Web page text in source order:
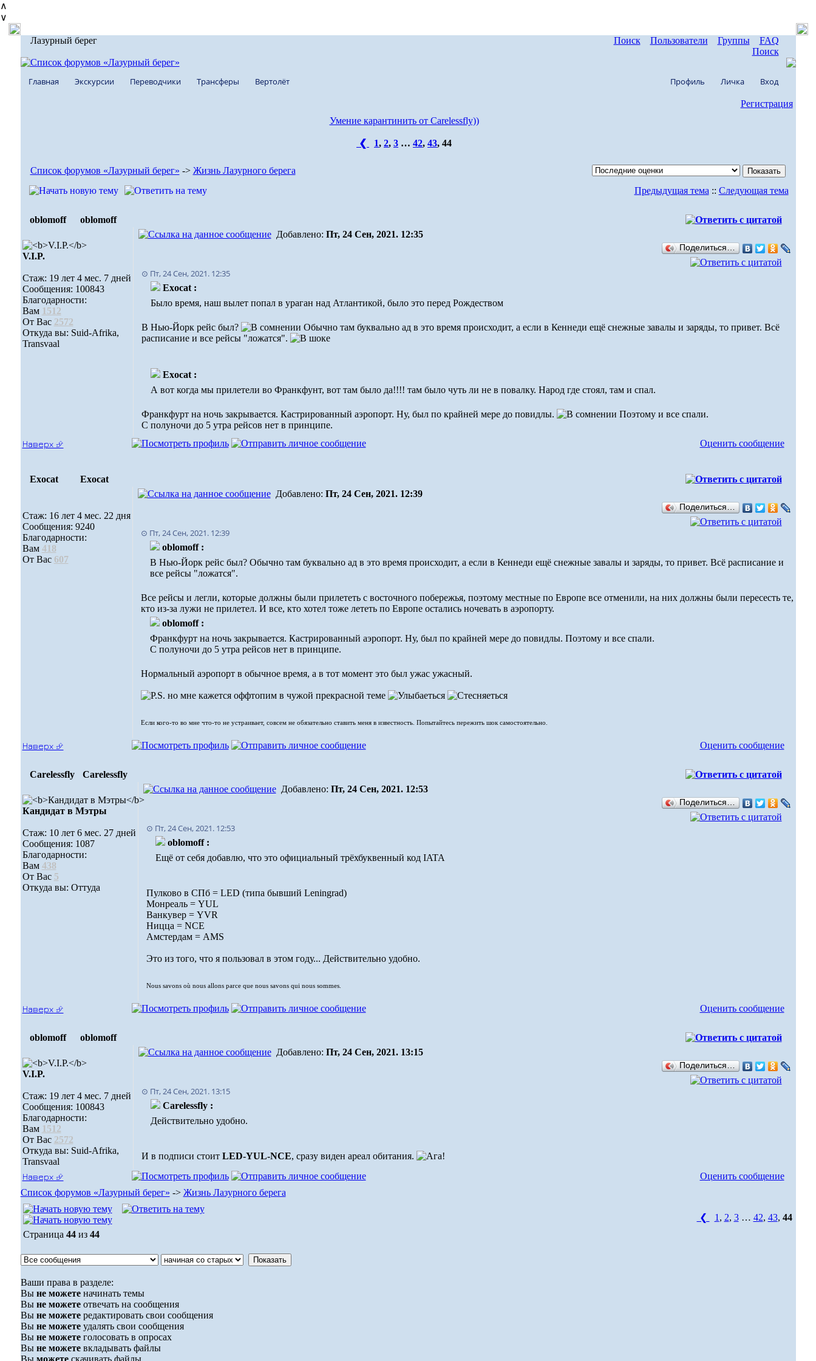
∧
∨
Лазурный берег Поиск Пользователи Группы
FAQ
Поиск
Главная Экскурсии Переводчики Трансферы Вертолёт Профиль Личка Вход
Регистрация
Умение карантинить от Carelessfly))
❮ 1, 2, 3 … 42, 43, 44
Список форумов «Лазурный берег» -> Жизнь Лазурного берега
Предыдущая тема :: Следующая тема
oblomoff oblomoff
V.I.P.
Стаж: 19 лет 4 мес. 7 дней
Сообщения: 100843
Благодарности:
Вам 1512
От Вас 2572
Откуда вы: Suid-Afrika,
Transvaal
Добавлено: Пт, 24 Сен, 2021. 12:35
Поделиться…
⊙ Пт, 24 Сен, 2021. 12:35
Exocat :
Было время, наш вылет попал в ураган над Атлантикой, было это перед Рождеством
В Нью-Йорк рейс был?
Обычно там буквально ад в это время происходит, а если в Кеннеди ещё снежные завалы и заряды, то привет. Всё
расписание и все рейсы "ложатся".
Exocat :
А вот когда мы прилетели во Франкфунт, вот там было да!!!! там было чуть ли не в повалку. Народ где стоял, там и спал.
Франкфурт на ночь закрывается. Кастрированный аэропорт. Ну, был по крайней мере до повидлы.
Поэтому и все спали.
С полуночи до 5 утра рейсов нет в принципе.
Наверх ⮵
Оценить сообщение
Exocat Exocat
Стаж: 16 лет 4 мес. 22 дня
Сообщения: 9240
Благодарности:
Вам 418
От Вас 607
Добавлено: Пт, 24 Сен, 2021. 12:39
Поделиться…
⊙ Пт, 24 Сен, 2021. 12:39
oblomoff :
В Нью-Йорк рейс был? Обычно там буквально ад в это время происходит, а если в Кеннеди ещё снежные завалы и заряды, то привет. Всё расписание и
все рейсы "ложатся".
Все рейсы и легли, которые должны были прилететь с восточного побережья, поэтому местные по Европе все отменили, на них должны были пересесть те,
кто из-за лужи не прилетел. И все, кто хотел тоже лететь по Европе остались ночевать в аэропорту.
oblomoff :
Франкфурт на ночь закрывается. Кастрированный аэропорт. Ну, был по крайней мере до повидлы. Поэтому и все спали.
С полуночи до 5 утра рейсов нет в принципе.
Нормальный аэропорт в обычное время, а в тот момент это был ужас ужасный.
но мне кажется оффтопим в чужой прекрасной теме
Если кого-то во мне что-то не устраивает, совсем не обязательно ставить меня в известность. Попытайтесь пережить шок самостоятельно.
Наверх ⮵ Оценить сообщение
Carelessfly Carelessfly
Кандидат в Мэтры
Стаж: 10 лет 6 мес. 27 дней
Сообщения: 1087
Благодарности:
Вам 438
От Вас 5
Откуда вы: Оттуда
Добавлено: Пт, 24 Сен, 2021. 12:53
Поделиться…
⊙ Пт, 24 Сен, 2021. 12:53
oblomoff :
Ещё от себя добавлю, что это официальный трёхбуквенный код IATA
Пулково в СПб = LED (типа бывший Leningrad)
Монреаль = YUL
Ванкувер = YVR
Ницца = NCE
Амстердам = AMS
Это из того, что я пользовал в этом году... Действительно удобно.
Nous savons où nous allons parce que nous savons qui nous sommes.
Наверх ⮵ Оценить сообщение
oblomoff oblomoff
V.I.P.
Стаж: 19 лет 4 мес. 7 дней
Сообщения: 100843
Благодарности:
Вам 1512
От Вас 2572
Откуда вы: Suid-Afrika,
Transvaal
Добавлено: Пт, 24 Сен, 2021. 13:15
Поделиться…
⊙ Пт, 24 Сен, 2021. 13:15
Carelessfly :
Действительно удобно.
И в подписи стоит LED-YUL-NCE, сразу виден ареал обитания.
Наверх ⮵
Оценить сообщение
Список форумов «Лазурный берег» -> Жизнь Лазурного берега
❮ 1 , 2, 3… 42, 43, 44
Страница 44из 44
Ваши права в разделе:
Вы не можетеначинать темы
Вы не можетеотвечать на сообщения
Вы не можетередактировать свои сообщения
Вы не можетеудалять свои сообщения
Вы не можетеголосовать в опросах
Вы не можетевкладывать файлы
Вы можетескачивать файлы